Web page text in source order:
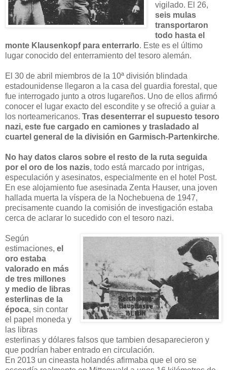
vigilado. El 26,
seis mulas
transportaron
todo hasta el
monte Klausenkopf para enterrarlo. Este es el último
lugar conocido del enterramiento del tesoro alemán.
El 30 de abril miembros de la 10ª división blindada
estadounidense llegaron a la casa del guardia forestal, que
fue interrogado junto a otros lugareños. Uno de ellos afirmó
conocer el lugar exacto del escondite y se ofreció a guiar a
los norteamericanos. Tras desenterrar el supuesto tesoro
nazi, este fue cargado en camiones y trasladado al
cuartel general de la división en Garmisch-Partenkirche.
No hay datos claros sobre el resto de la ruta seguida
por el oro de los nazis, todo está marcado por intrigas,
especulación y asesinatos, especialmente en el hotel Post.
En ese alojamiento fue asesinada Zenta Hauser, una joven
hallada muerta la víspera de la Nochebuena de 1947,
precisamente cuando la comisión de investigación estaba
cerca de aclarar lo sucedido con el tesoro nazi.
Según
estimaciones, el
oro estaba
valorado en más
de tres millones
y medio de libras
esterlinas de la
época, sin contar
el papel moneda y
las libras
esterlinas y dólares falsos que tambien desaparecieron y
que podrían haber entrado en circulación.
En 2013 un cineasta holandés afirmaba que el oro se